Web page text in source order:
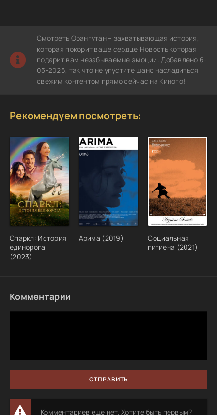
Смотреть Орангутан – захватывающая история,
которая покорит ваше сердце!Новость которая
подарит вам незабываемые эмоции. Добавлено 6-
05-2026, так что не упустите шанс насладиться
свежим контентом прямо сейчас на Киного!
Рекомендуем посмотреть:
Спаркл: История
единорога
(2023)
Арима (2019)
Социальная
гигиена (2021)
Комментарии
ОТПРАВИТЬ
Комментариев еще нет. Хотите быть первым?